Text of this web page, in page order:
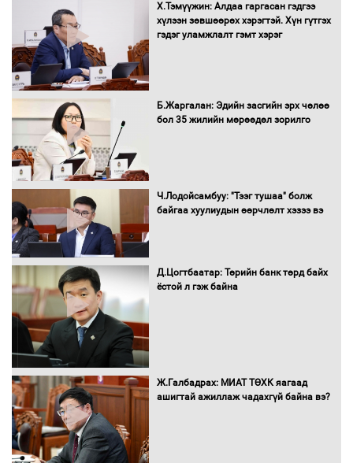
чиглэлийн төмөр замыг ашиглалтад
оруулахаар бэлтгэж байна
асаалаа
салбарын бодлого, хууль тогтоомжид
тусган бодит шийдэлд хүргэхийн
Засгийн газраас хөнгөлөлттэй зээлээр
хэлэлцүүлэг боллоо
Х.Тэмүүжин: Алдаа гаргасан гэдгээ
хүлээн зөвшөөрөх хэрэгтэй. Хүн гүтгэх
гэдэг уламжлалт гэмт хэрэг
Б.Жаргалан: Эдийн засгийн эрх чөлөө
бол 35 жилийн мөрөөдөл зорилго
Ч.Лодойсамбуу: "Тээг тушаа" болж
байгаа хуулиудын өөрчлөлт хэзээ вэ
Д.Цогтбаатар: Төрийн банк төрд байх
ёстой л гэж байна
Ж.Галбадрах: МИАТ ТӨХК яагаад
ашигтай ажиллаж чадахгүй байна вэ?